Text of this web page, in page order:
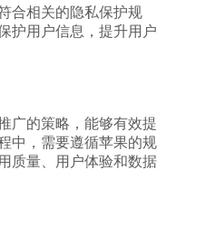
合相关的隐私保护规
护用户信息，提升用户
广的策略，能够有效提
中，需要遵循苹果的规
质量、用户体验和数据